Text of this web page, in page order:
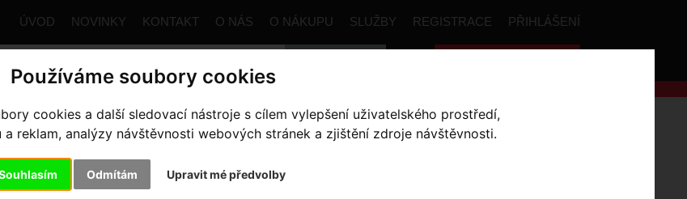
Používáme soubory cookies
cookies a další sledovací nástroje s cílem vylepšení uživatelského prostředí,
reklam, analýzy návštěvnosti webových stránek a zjištění zdroje návštěvnosti.
Odmítám Upravit mé předvolby
ÚVOD NOVINKY KONTAKT O NÁS O NÁKUPU SLUŽBY REGISTRACE PŘIHLÁŠENÍ
Výbava pro kolo Nářadí / SWAT Ostatní momentový klíč ParkTool PTD-5
KLÍČ PARKTOOL PTD-5